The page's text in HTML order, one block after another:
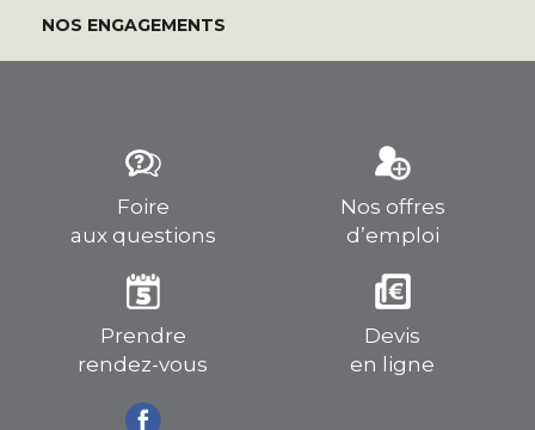
NOS ENGAGEMENTS
Foire
aux questions
Nos offres
d’emploi
Prendre
rendez-vous
Devis
en ligne